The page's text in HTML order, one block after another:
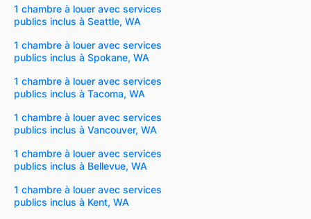
1 chambre à louer avec services
publics inclus à Seattle, WA
1 chambre à louer avec services
publics inclus à Spokane, WA
1 chambre à louer avec services
publics inclus à Tacoma, WA
1 chambre à louer avec services
publics inclus à Vancouver, WA
1 chambre à louer avec services
publics inclus à Bellevue, WA
1 chambre à louer avec services
publics inclus à Kent, WA